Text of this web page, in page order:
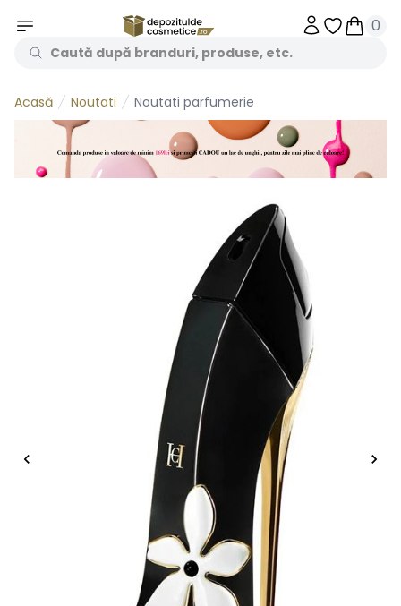
Obiecte
0
Acasă Noutati Noutati parfumerie